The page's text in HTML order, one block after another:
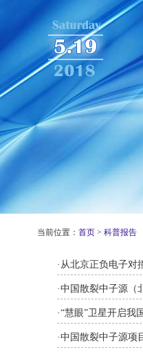
当前位置： 首页 > 科普报告
· 从北京正负电子对
·中国散裂中子源（
·“慧眼”卫星开启我
·中国散裂中子源项